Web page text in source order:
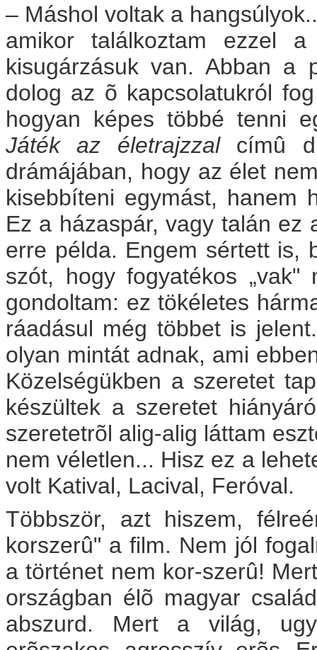
– Máshol voltak a
amikor találkoztam ezzel a
kisugárzásuk van. Abban a
dolog az õ kapcsolatukról
hogyan képes többé tenni
Játék az életrajzzalcímû
drámájában, hogy az élet
kisebbíteni egymást, hanem
Ez a házaspár, vagy talán ez
erre példa. Engem sértett is,
szót, hogy fogyatékos „vak"
gondoltam: ez tökéletes
ráadásul még többet is
olyan mintát adnak, ami
Közelségükben a szeretet
készültek a szeretet
szeretetrõl alig-alig láttam
nem véletlen... Hisz ez a
volt Katival, Lacival, Feróval.
Többször, azt hiszem,
korszerû" a film. Nem jól
a történet nem kor-szerû!
országban élõ magyar
abszurd. Mert a világ,